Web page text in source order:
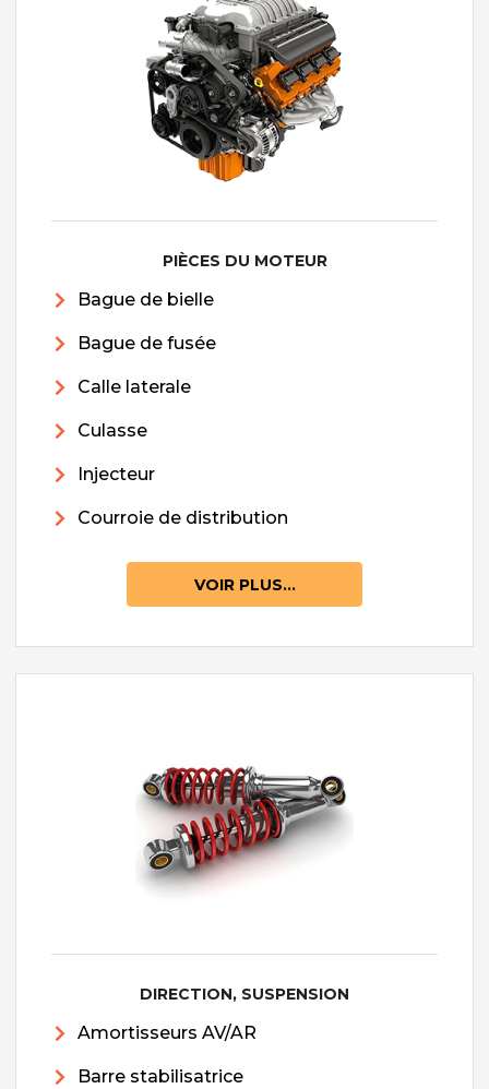
PIÈCES DU MOTEUR
Bague de bielle
Bague de fusée
Calle laterale
Culasse
Injecteur
Courroie de distribution
VOIR PLUS...
DIRECTION, SUSPENSION
Amortisseurs AV/AR
Barre stabilisatrice